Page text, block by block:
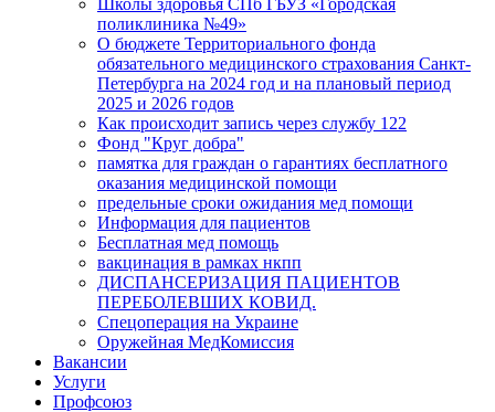
поликлиника №49»
О бюджете Территориального фонда
обязательного медицинского страхования Санкт-
Петербурга на 2024 год и на плановый период
2025 и 2026 годов
Как происходит запись через службу 122
Фонд "Круг добра"
памятка для граждан о гарантиях бесплатного
оказания медицинской помощи
предельные сроки ожидания мед помощи
Информация для пациентов
Бесплатная мед помощь
вакцинация в рамках нкпп
ДИСПАНСЕРИЗАЦИЯ ПАЦИЕНТОВ
ПЕРЕБОЛЕВШИХ КОВИД.
Спецоперация на Украине
Оружейная МедКомиссия
Вакансии
Услуги
Профсоюз